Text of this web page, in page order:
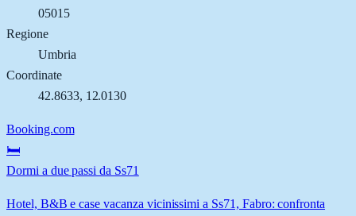
05015
Regione
Umbria
Coordinate
42.8633, 12.0130
Booking.com
🛏️
Dormi a due passi da Ss71
Hotel, B&B e case vacanza vicinissimi a Ss71, Fabro: confronta